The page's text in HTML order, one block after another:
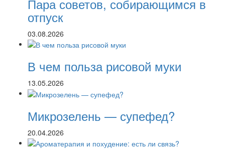
Пара советов, собирающимся в
отпуск
03.08.2026
В чем польза рисовой муки
13.05.2026
Микрозелень — супефед?
20.04.2026